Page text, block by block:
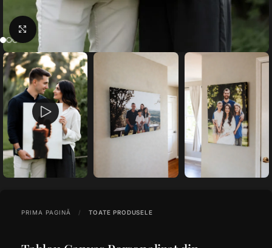
Faceți click pentru a mări
PRIMA PAGINĂ TOATE PRODUSELE